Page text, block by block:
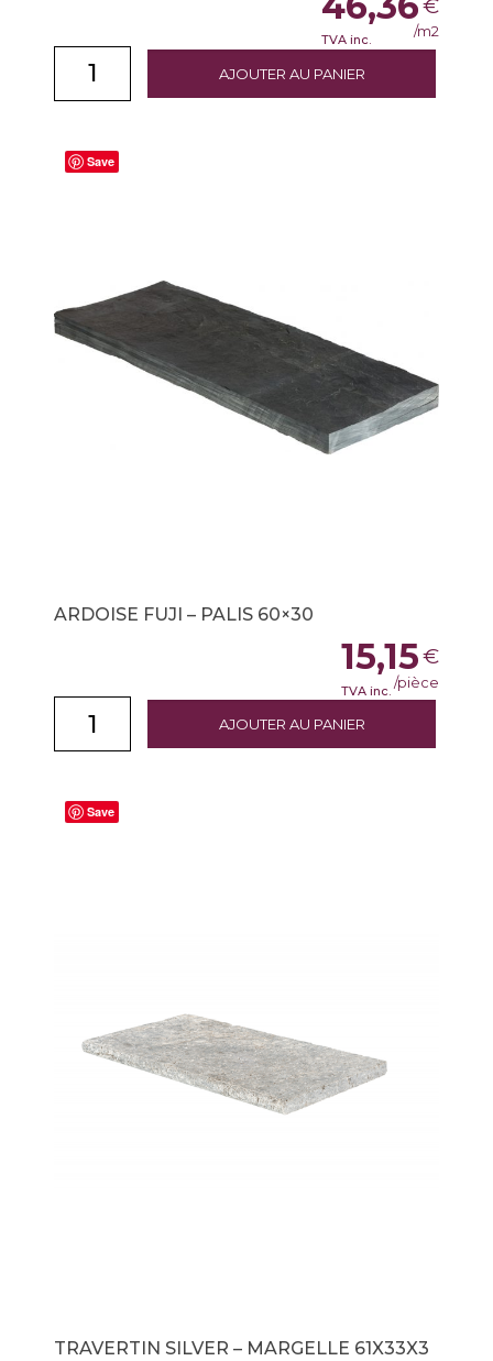
AJOUTER AU PANIER
TVA inc. /m2
Save
ARDOISE FUJI – PALIS 60×30
AJOUTER AU PANIER
15,15€
TVA inc. /pièce
Save
TRAVERTIN SILVER – MARGELLE 61X33X3